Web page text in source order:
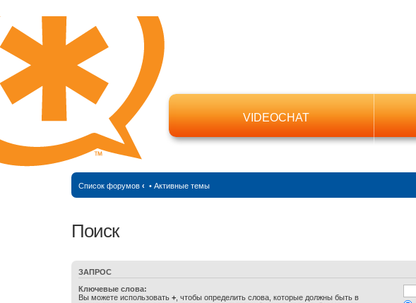
VIDEOCHAT
Список форумов ‹ • Активные темы
Поиск
ЗАПРОС
Ключевые слова:
Вы можете использовать +, чтобы определить слова, которые должны быть в